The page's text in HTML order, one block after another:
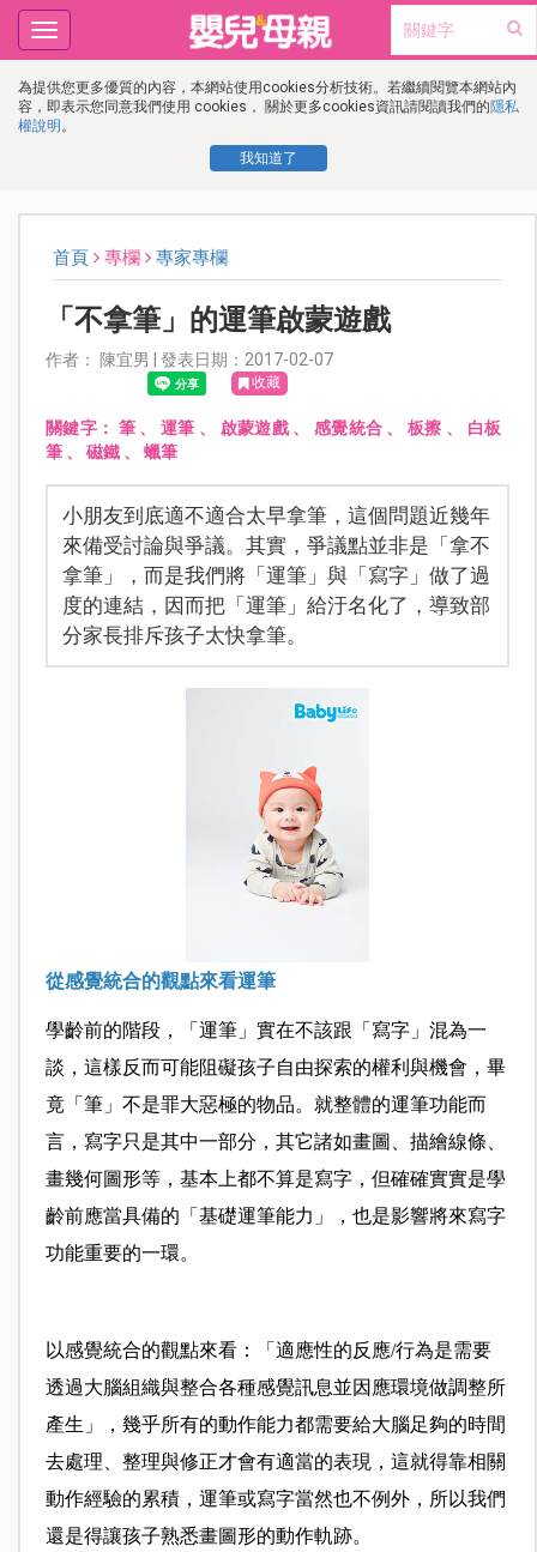
為提供您更多優質的內容，本網站使用cookies分析技術。若繼續閱覽本網站內
容，即表示您同意我們使用 cookies， 關於更多cookies資訊請閱讀我們的隱私
權說明 。
我知道了
Toggle
navigation
首頁 專欄 專家專欄
「不拿筆」的運筆啟蒙遊戲
作者： 陳宜男 | 發表日期：2017-02-07
收藏
關鍵字： 筆、 運筆 、 啟蒙遊戲、 感覺統合 、板擦 、 白板
筆、 磁鐵、 蠟筆
小朋友到底適不適合太早拿筆，這個問題近幾年
來備受討論與爭議。其實，爭議點並非是「拿不
拿筆」，而是我們將「運筆」與「寫字」做了過
度的連結，因而把「運筆」給汙名化了，導致部
分家長排斥孩子太快拿筆。
從感覺統合的觀點來看運筆
學齡前的階段，「運筆」實在不該跟「寫字」混為一
談，這樣反而可能阻礙孩子自由探索的權利與機會，畢
竟「筆」不是罪大惡極的物品。就整體的運筆功能而
言，寫字只是其中一部分，其它諸如畫圖、描繪線條、
畫幾何圖形等，基本上都不算是寫字，但確確實實是學
齡前應當具備的「基礎運筆能力」，也是影響將來寫字
功能重要的一環。
以感覺統合的觀點來看：「適應性的反應/行為是需要
透過大腦組織與整合各種感覺訊息並因應環境做調整所
產生」，幾乎所有的動作能力都需要給大腦足夠的時間
去處理、整理與修正才會有適當的表現，這就得靠相關
動作經驗的累積，運筆或寫字當然也不例外，所以我們
還是得讓孩子熟悉畫圖形的動作軌跡。